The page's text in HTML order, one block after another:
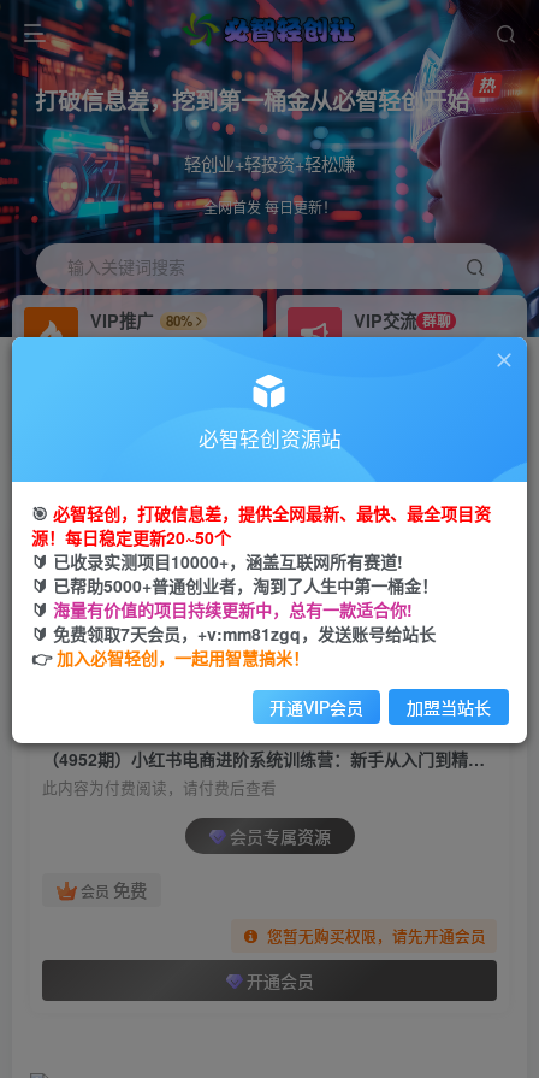
打破信息差，挖到第一桶金从必智轻创开始
轻创业+轻投资+轻松赚
全网首发 每日更新！
输入关键词搜索
VIP推广
80%
VIP交流 群聊
研究探讨更多创业项目路子。
搭建同款网站，自己当老板
（4952期）小红书电商进阶系统训练营：新手从
入门到精通系统课（21节视频课）
必智轻创
2年前发布
关注
1267 91
（4952期）小红书电商进阶系统训练营：新手从入门到精通系统课（21节视频课）
此内容为付费阅读，请付费后查看
会员专属资源
会员 免费
您暂无购买权限，请先开通会员
开通会员
必智轻创资源站
🎯 必智轻创，打破信息差，提供全网最新、最快、最全项目资
源！每日稳定更新20~50个
🔰 已收录实测项目10000+，涵盖互联网所有赛道!
🔰 已帮助5000+普通创业者，淘到了人生中第一桶金！
🔰 海量有价值的项目持续更新中，总有一款适合你!
🔰 免费领取7天会员，+v:mm81zgq，发送账号给站长
👉加入必智轻创，一起用智慧搞米！
开通VIP会员 加盟当站长